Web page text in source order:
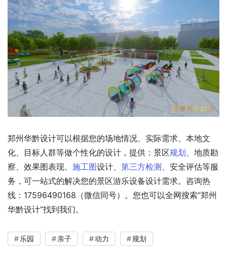
郑州华黔设计可以根据您的场地情况、实际需求、本地文
化、目标人群等做个性化的设计，提供：景区规划、地质勘
察、效果图表现、 施工图设计、 第三方检测 、安全评估等服
务，可一站式的解决您的景区游乐设备设计需求。咨询热
线：17596490168（微信同号）。您也可以全网搜索“郑州
华黔设计”找到我们。
乐园 亲子 动力 规划